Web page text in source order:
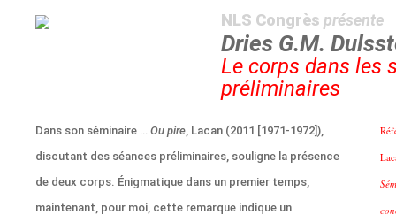
NLS Congrèsprésente
Dries G.M.
Le corps dans les
préliminaires
Dans son séminaire …Ou pire, Lacan (2011 [1971-1972]),
discutant des séances préliminaires, souligne la présence
de deux corps. Énigmatique dans un premier temps,
maintenant, pour moi, cette remarque indique un